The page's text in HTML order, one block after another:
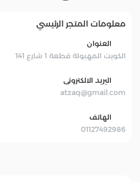
معلومات المتجر الرئيسي
العنوان
الكويت المهبولة قطعة 1 شارع 141
البريد الالكترونى
atzaq@gmail.com
الهاتف
01127492986